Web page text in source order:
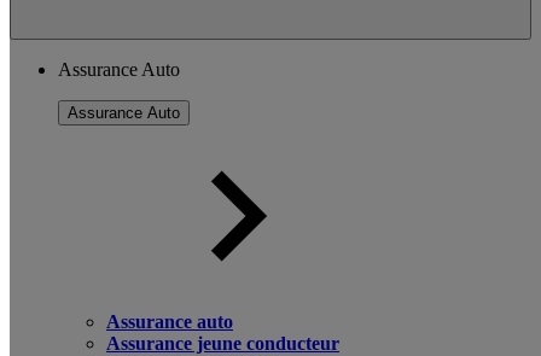
Assurance Auto
Assurance Auto
Assurance auto
Assurance jeune conducteur